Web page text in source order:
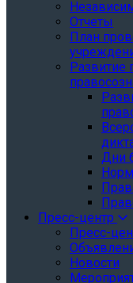
Отчеты
План
Развитие
Дни
Пресс-центр
Пресс-
Новости